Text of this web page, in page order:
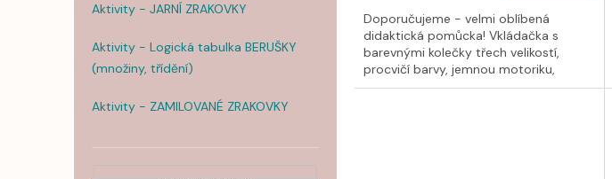
Aktivity - JARNÍ ZRAKOVKY
Aktivity - Logická tabulka BERUŠKY
(množiny, třídění)
Aktivity - ZAMILOVANÉ ZRAKOVKY
Doporučujeme - velmi oblíbená
didaktická pomůcka! Vkládačka s
barevnými kolečky třech velikostí,
procvičí barvy, jemnou motoriku,
prostorové...